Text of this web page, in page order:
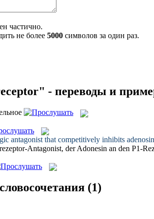
частично.
не более 5000 символов за один раз.
- переводы и
antagonist that competitively inhibits
Antagonist, der Adonesin an den P1-
(1)